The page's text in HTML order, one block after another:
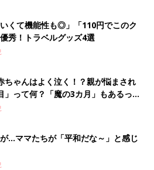
くて機能性も◎」「110円でこのク
秀！トラベルグッズ4選
ちゃんはよく泣く！？親が悩まされ
」って何？「魔の3カ月」もあるって
】
...ママたちが「平和だな～」と感じ